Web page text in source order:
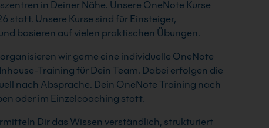
in Deiner Nähe. Unsere OneNote Kurse
statt. Unsere Kurse sind für Einsteiger,
basieren auf vielen praktischen Übungen.
wir gerne eine individuelle OneNote
Training für Dein Team. Dabei erfolgen die
nach Absprache. Dein OneNote Training nach
oder im Einzelcoaching statt.
Dir das Wissen verständlich, strukturiert